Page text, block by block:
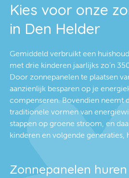
Kies voor onze
in Den Helder
Gemiddeld verbruikt een
met drie kinderen jaarlijks zo’n
Door zonnepanelen te plaatsen
aanzienlijk besparen op je
compenseren. Bovendien neemt
traditionele vormen van
stappen op groene stroom, en
kinderen en volgende generaties,
Zonnepanelen